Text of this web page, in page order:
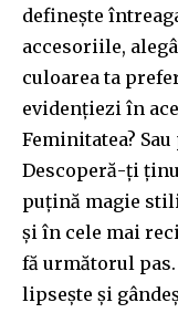
definește
accesoriile,
culoarea ta
evidențiezi în
Feminitatea?
Descoperă-ți
puțină magie
și în cele mai
fă următorul
lipsește și